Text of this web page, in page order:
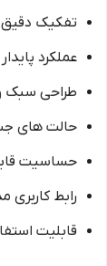
تفکیک دقیق
عملکرد
طراحی سبک
حالت های
حساسیت
رابط کاربری
قابلیت